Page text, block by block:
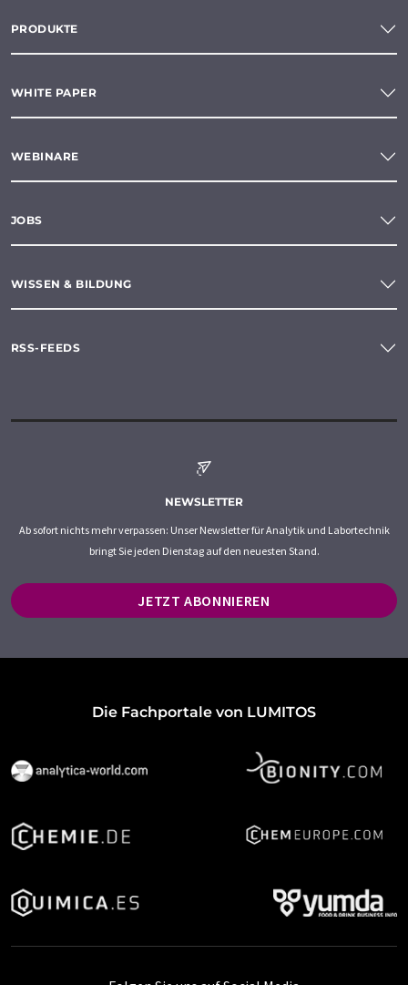
PRODUKTE
WHITE PAPER
WEBINARE
JOBS
WISSEN & BILDUNG
RSS-FEEDS
NEWSLETTER
Ab sofort nichts mehr verpassen: Unser Newsletter für Analytik und Labortechnik
bringt Sie jeden Dienstag auf den neuesten Stand.
JETZT ABONNIEREN
Die Fachportale von LUMITOS